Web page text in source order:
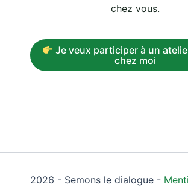
chez vous.
Je veux participer à un
chez moi
2026 - Semons le dialogue -